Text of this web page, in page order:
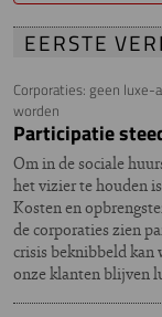
EERSTE
Corporaties: geen
worden
Participatie
Om in de sociale
het vizier te houden
Kosten en
de corporaties zien
crisis beknibbeld kan
onze klanten blijven